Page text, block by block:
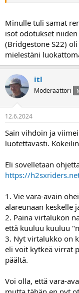
Minulle tuli samat
isot odotukset
(Bridgestone S22)
mielestäni
itl
Moderaattori
12.6.2024
Sain vihdoin ja
luotettavasti.
Eli sovelletaan
https://
1. Vie vara-avain
alareunaan keskelle
2. Paina virtalukon
että kuuluu kuuluu
3. Nyt virtalukko on
eli voit kytkeä virrat
päältä.
Voi olla, että vara-